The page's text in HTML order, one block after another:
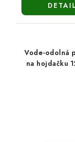
DETAIL
Vode-odolná
na hojdačku